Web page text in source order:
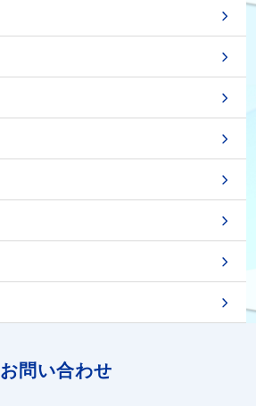
お問い合わせ